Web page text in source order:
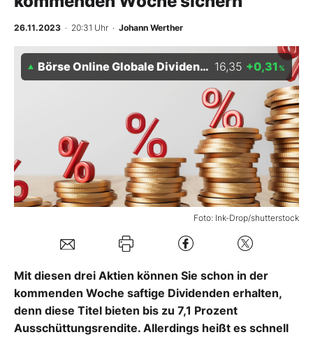
BO-Musterdepots
Experten
Mein Konto
26.11.2023 · 20:31 Uhr · Johann Werther
Foto: Ink-Drop/shutterstock
Börse Online Globale Dividenden-Stars Index 16,35 +0,31 %
Mit diesen drei Aktien können Sie schon in der
kommenden Woche saftige Dividenden erhalten,
denn diese Titel bieten bis zu 7,1 Prozent
Ausschüttungsrendite. Allerdings heißt es schnell